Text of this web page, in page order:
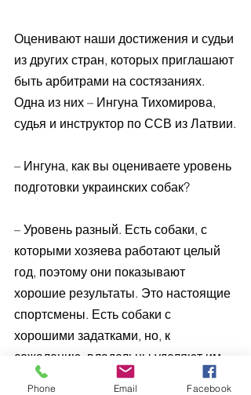
Оценивают наши достижения и судьи
из других стран, которых приглашают
быть арбитрами на состязаниях.
Одна из них – Ингуна Тихомирова,
судья и инструктор по ССВ из Латвии.
– Ингуна, как вы оцениваете уровень
подготовки украинских собак?
– Уровень разный. Есть собаки, с
которыми хозяева работают целый
год, поэтому они показывают
хорошие результаты. Это настоящие
спортсмены. Есть собаки с
хорошими задатками, но, к
сожалению, владельцы уделяют им
мало внимания в плане
Phone Email Facebook